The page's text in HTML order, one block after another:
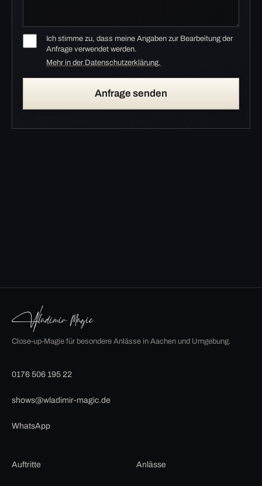
Ich stimme zu, dass meine Angaben zur Bearbeitung der
Anfrage verwendet werden.
Mehr in der Datenschutzerklärung.
Anfrage senden
Close-up-Magie für besondere Anlässe in Aachen und Umgebung.
0176 506 195 22
shows@wladimir-magic.de
WhatsApp
Auftritte Anlässe